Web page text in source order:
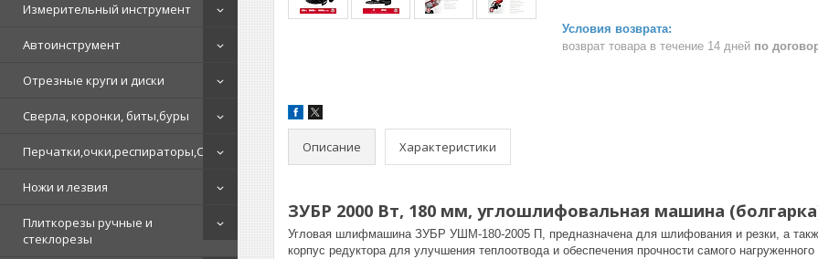
Измерительный инструмент
Автоинструмент
Отрезные круги и диски
Сверла, коронки, биты,буры
Перчатки,очки,респираторы,СИЗ
Ножи и лезвия
Плиткорезы ручные и
стеклорезы
возврат товара в течение 14 дней по
Описание Характеристики
ЗУБР 2000 Вт, 180 мм, углошлифовальная машина
Угловая шлифмашина ЗУБР УШМ-180-2005 П, предназначена для шлифования и резки, а
корпус редуктора для улучшения теплоотвода и обеспечения прочности самого